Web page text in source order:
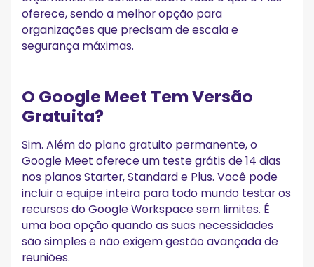
oferece, sendo a melhor opção para
organizações que precisam de escala e
segurança máximas.
O Google Meet Tem Versão
Gratuita?
Sim. Além do plano gratuito permanente, o
Google Meet oferece um teste grátis de 14 dias
nos planos Starter, Standard e Plus. Você pode
incluir a equipe inteira para todo mundo testar os
recursos do Google Workspace sem limites. É
uma boa opção quando as suas necessidades
são simples e não exigem gestão avançada de
reuniões.